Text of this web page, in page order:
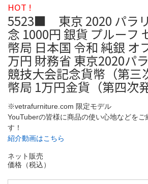
HOT !
5523■ 東京 2020 パラ
念 1000円 銀貨 プルーフ
幣局 日本国 令和 純銀 オ
万円 財務省 東京2020パ
競技大会記念貨幣（第三
幣局 1万円金貨（第四次
※vetrafurniture.com 限定モデル
YouTuberの皆様に商品の使い心地などをご
す！
紹介動画はこちら
ネット販売
価格（税込）